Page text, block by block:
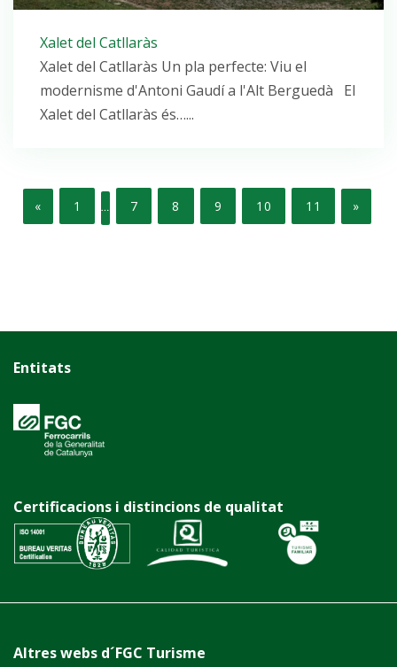
Xalet del Catllaràs
Xalet del Catllaràs Un pla perfecte: Viu el
modernisme d'Antoni Gaudí a l'Alt Berguedà El
Xalet del Catllaràs és…...
« 1 … 7 8 9 10 11 »
Entitats
Certificacions i distincions de qualitat
Altres webs d´FGC Turisme